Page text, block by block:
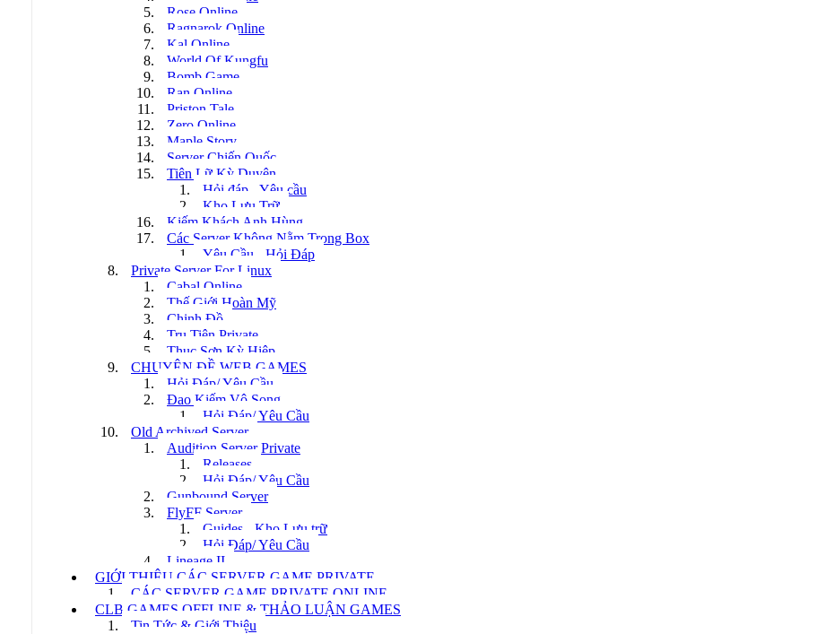
Rose Online
Ragnarok Online
Kal Online
World Of Kungfu
Bomb Game
Ran Online
Priston Tale
Zero Online
Maple Story
Server Chiến Quốc
Tiên Lữ Kỳ Duyên
Hỏi đáp - Yêu cầu
Kho Lưu Trữ
Kiếm Khách Anh Hùng
Các Server Không Nằm Trong Box
Yêu Cầu - Hỏi Đáp
Private Server For Linux
Cabal Online
Thế Giới Hoàn Mỹ
Chinh Đồ
Tru Tiên Private
Thục Sơn Kỳ Hiệp
CHUYÊN ĐỀ WEB GAMES
Hỏi Đáp/ Yêu Cầu
Đao Kiếm Vô Song
Hỏi Đáp/ Yêu Cầu
Old Archived Server
Audition Server Private
Releases
Hỏi Đáp/ Yêu Cầu
Gunbound Server
FlyFF Server
Guides - Kho Lưu trữ
Hỏi Đáp/ Yêu Cầu
Lineage II
GIỚI THIỆU CÁC SERVER GAME PRIVATE
CÁC SERVER GAME PRIVATE ONLINE
CLB GAMES OFFLINE & THẢO LUẬN GAMES
Tin Tức & Giới Thiệu